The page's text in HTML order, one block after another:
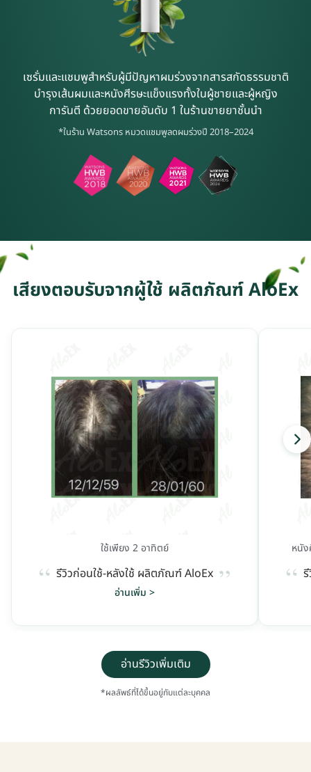
เซรั่มและแชมพูสำหรับผู้มีปัญหาผมร่วงจากสารสกัดธรรมชาติ
บำรุงเส้นผมและหนังศีรษะแข็งแรงทั้งในผู้ชายและผู้หญิง
การันตี ด้วยยอดขายอันดับ 1 ในร้านขายยาชั้นนำ
*ในร้าน Watsons หมวดแชมพูลดผมร่วงปี 2018–2024
เสียงตอบรับจากผู้ใช้ ผลิตภัณฑ์ AloEx
ใช้เพียง 2 อาทิตย์
“ รีวิวก่อนใช้-หลังใช้ ผลิตภัณฑ์ AloEx ”
อ่านเพิ่ม >
หนัง
“
อ่านรีวิวเพิ่มเติม
*ผลลัพธ์ที่ได้ขึ้นอยู่กับแต่ละบุคคล